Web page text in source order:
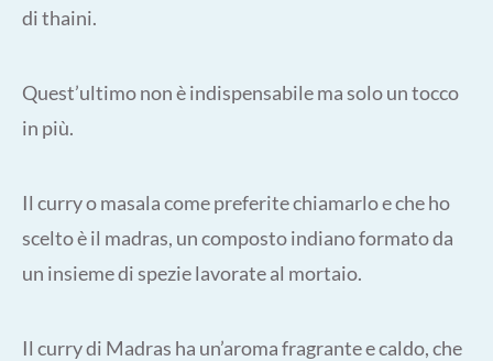
di thaini.
Quest’ultimo non è indispensabile ma solo un tocco
in più.
Il curry o masala come preferite chiamarlo e che ho
scelto è il madras, un composto indiano formato da
un insieme di spezie lavorate al mortaio.
Il curry di Madras ha un’aroma fragrante e caldo, che